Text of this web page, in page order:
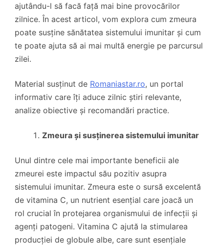
ajutându-l să facă față mai bine provocărilor
zilnice. În acest articol, vom explora cum zmeura
poate susține sănătatea sistemului imunitar și cum
te poate ajuta să ai mai multă energie pe parcursul
zilei.
Material susținut de Romaniastar.ro, un portal
informativ care îți aduce zilnic știri relevante,
analize obiective și recomandări practice.
Zmeura și susținerea sistemului imunitar
Unul dintre cele mai importante beneficii ale
zmeurei este impactul său pozitiv asupra
sistemului imunitar. Zmeura este o sursă excelentă
de vitamina C, un nutrient esențial care joacă un
rol crucial în protejarea organismului de infecții și
agenți patogeni. Vitamina C ajută la stimularea
producției de globule albe, care sunt esențiale